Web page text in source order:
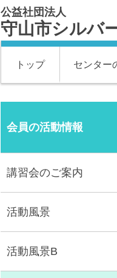
公益社団法人
守山市シルバ
トップ センター
会員の活動情報
講習会のご案内
活動風景
活動風景B